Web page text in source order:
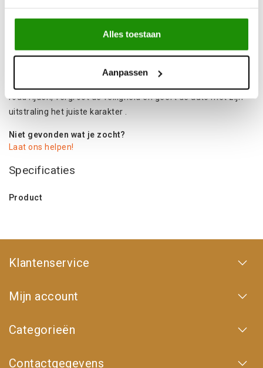
Alles toestaan
Aanpassen
Stalen achter bumper farm-jack recovery punten, en
opties zoals; reservewiel, jerrycanhouder en trapladder.
road rijden, vergroot de veiligheid en geeft de auto met zijn
uitstraling het juiste karakter .
Niet gevonden wat je zocht?
Laat ons helpen!
Specificaties
Product
Klantenservice
Mijn account
Categorieën
Contactgegevens